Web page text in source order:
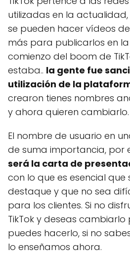
utilizadas en la
se pueden hacer vídeos
más para publicarlos en
comienzo del boom de
estaba.. la gente fue
utilización de la
crearon tienes nombres
y ahora quieren cambiarlo.
El nombre de usuario en
de suma importancia, por
será la carta de
con lo que es esencial que
destaque y que no sea
para los clientes. Si no
TikTok y deseas
puedes hacerlo, si no
lo enseñamos ahora.